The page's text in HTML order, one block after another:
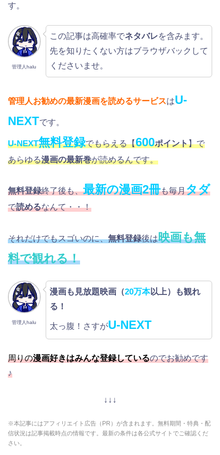
す。
管理人halu
この記事は高確率でネタバレを含みます。
先を知りたくない方はブラウザバックして
くださいませ。
管理人お勧めの最新漫画を読めるサービスはU-
NEXTです。
U-NEXT無料登録でもらえる【600ポイント】で
あらゆる漫画の最新巻が読めるんです。
無料登録終了後も、最新の漫画2冊も毎月タダ
で読めるなんて・・！
それだけでもスゴいのに、無料登録後は映画も無
料で観れる！
管理人halu
漫画も見放題映画（20万本以上）も観れ
る！
太っ腹！さすがU-NEXT
周りの漫画好きはみんな登録しているのでお勧めです
♪
↓↓↓
※本記事にはアフィリエイト広告（PR）が含まれます。無料期間・特典・配
信状況は記事掲載時点の情報です。最新の条件は各公式サイトでご確認くだ
さい。